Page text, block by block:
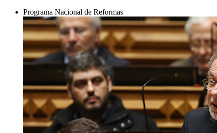
Programa Nacional de Reformas